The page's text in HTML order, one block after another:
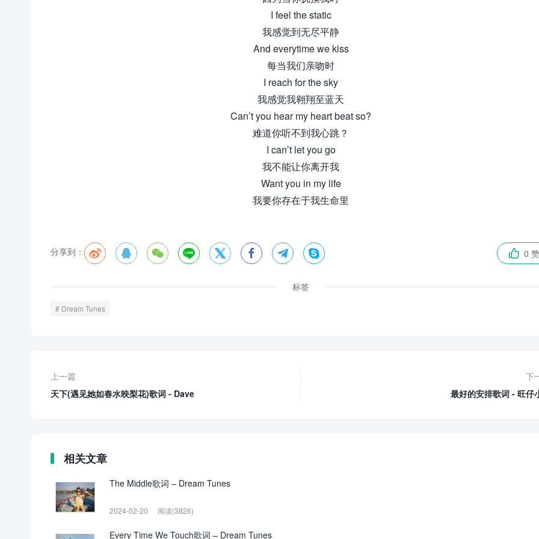
I feel the static
我感觉到无尽平静
And everytime we kiss
每当我们亲吻时
I reach for the sky
我感觉我翱翔至蓝天
Can’t you hear my heart beat so?
难道你听不到我心跳？
I can’t let you go
我不能让你离开我
Want you in my life
我要你存在于我生命里
分享到：          0 赞
标签
Dream Tunes
上一篇
天下(遇见她如春水映梨花)歌词 - Dave
下
最好的安排歌词 - 旺仔
相关文章
The Middle歌词 – Dream Tunes
2024-02-20 阅读(3826)
Every Time We Touch歌词 – Dream Tunes